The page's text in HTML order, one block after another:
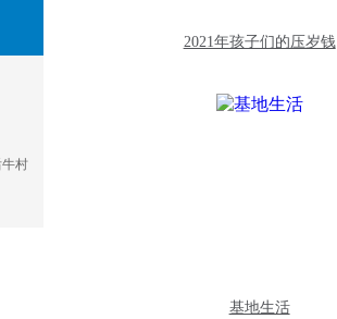
村
2021年孩子们的压岁钱
基地生活